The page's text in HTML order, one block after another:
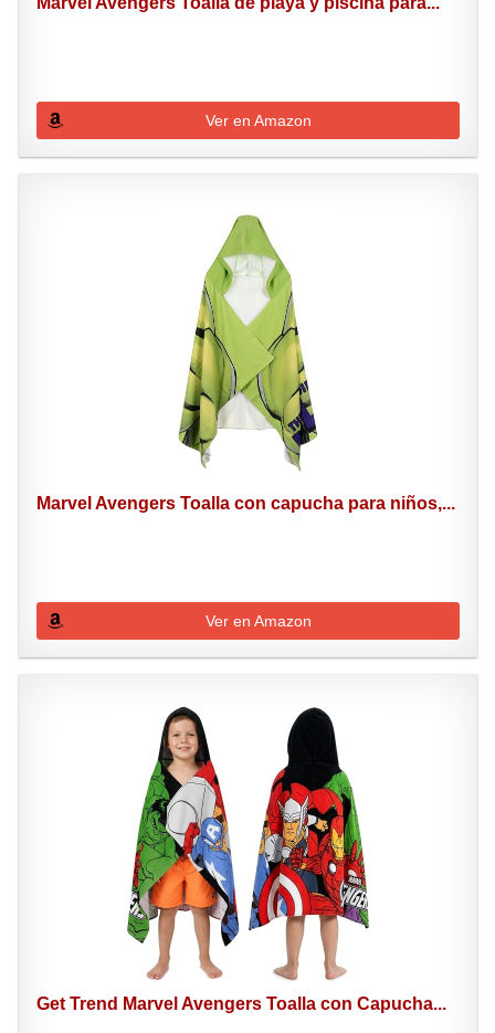
Ver en Amazon
Marvel Avengers Toalla con capucha para niños,...
Ver en Amazon
Get Trend Marvel Avengers Toalla con Capucha...